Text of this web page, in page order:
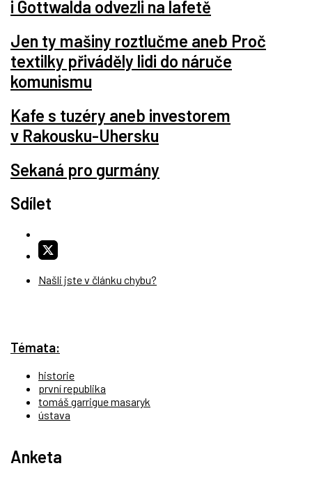
i Gottwalda odvezli na lafetě
Jen ty mašiny roztlučme aneb Proč
textilky přiváděly lidi do náruče
komunismu
Kafe s tuzéry aneb investorem
v Rakousku-Uhersku
Sekaná pro gurmány
Sdílet
Našli jste v článku chybu?
Témata:
historie
první republika
tomáš garrigue masaryk
ústava
Anketa